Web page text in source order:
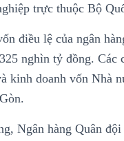
trực thuộc Bộ
điều lệ của ngân
nghìn tỷ đồng.
kinh doanh vốn Nhà
Ngân hàng Quân